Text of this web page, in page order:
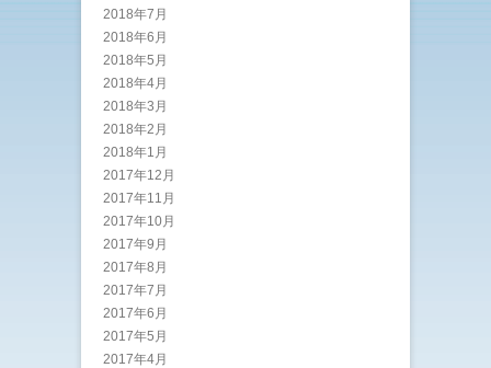
2018年7月
2018年6月
2018年5月
2018年4月
2018年3月
2018年2月
2018年1月
2017年12月
2017年11月
2017年10月
2017年9月
2017年8月
2017年7月
2017年6月
2017年5月
2017年4月